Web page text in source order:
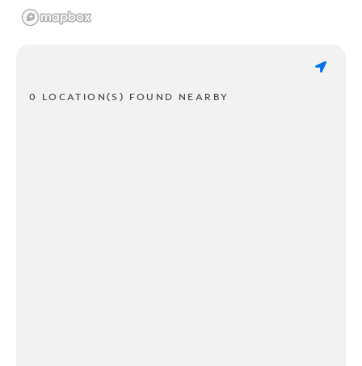
0 LOCATION(S) FOUND NEARBY